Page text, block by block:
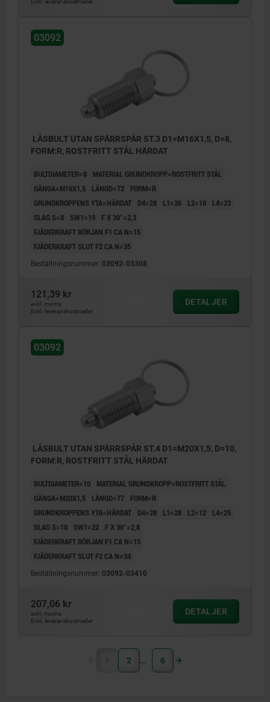
Exkl. leveranskostnader
03092
LÅSBULT UTAN SPÄRRSPÅR ST.3 D1=M16X1,5, D=8,
FORM:R, ROSTFRITT STÅL HÄRDAT
BULTDIAMETER=8
MATERIAL GRUNDKROPP=ROSTFRITT STÅL
GÄNGA=M16X1,5
LÄNGD=72
FORM=R
GRUNDKROPPENS YTA=HÄRDAT
D4=28 L1=26 L2=10
L4=23
SLAG S=8
SW1=19
F X 30°=2,3
FJÄDERKRAFT BÖRJAN F1 CA N=15
FJÄDERKRAFT SLUT F2 CA N=35
Beställningsnummer: 03092-03308
121,39 kr
exkl. moms
Exkl. leveranskostnader
DETALJER
03092
LÅSBULT UTAN SPÄRRSPÅR ST.4 D1=M20X1,5, D=10,
FORM:R, ROSTFRITT STÅL HÄRDAT
BULTDIAMETER=10
MATERIAL GRUNDKROPP=ROSTFRITT STÅL
GÄNGA=M20X1,5
LÄNGD=77
FORM=R
GRUNDKROPPENS YTA=HÄRDAT
D4=28 L1=28 L2=12
L4=25
SLAG S=10
SW1=22
F X 30°=2,8
FJÄDERKRAFT BÖRJAN F1 CA N=15
FJÄDERKRAFT SLUT F2 CA N=34
Beställningsnummer: 03092-03410
207,06 kr
exkl. moms
Exkl. leveranskostnader
DETALJER
1 2 6